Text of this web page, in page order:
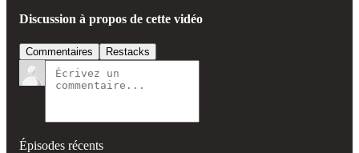
Discussion à propos de cette vidéo
Commentaires Restacks
Épisodes récents